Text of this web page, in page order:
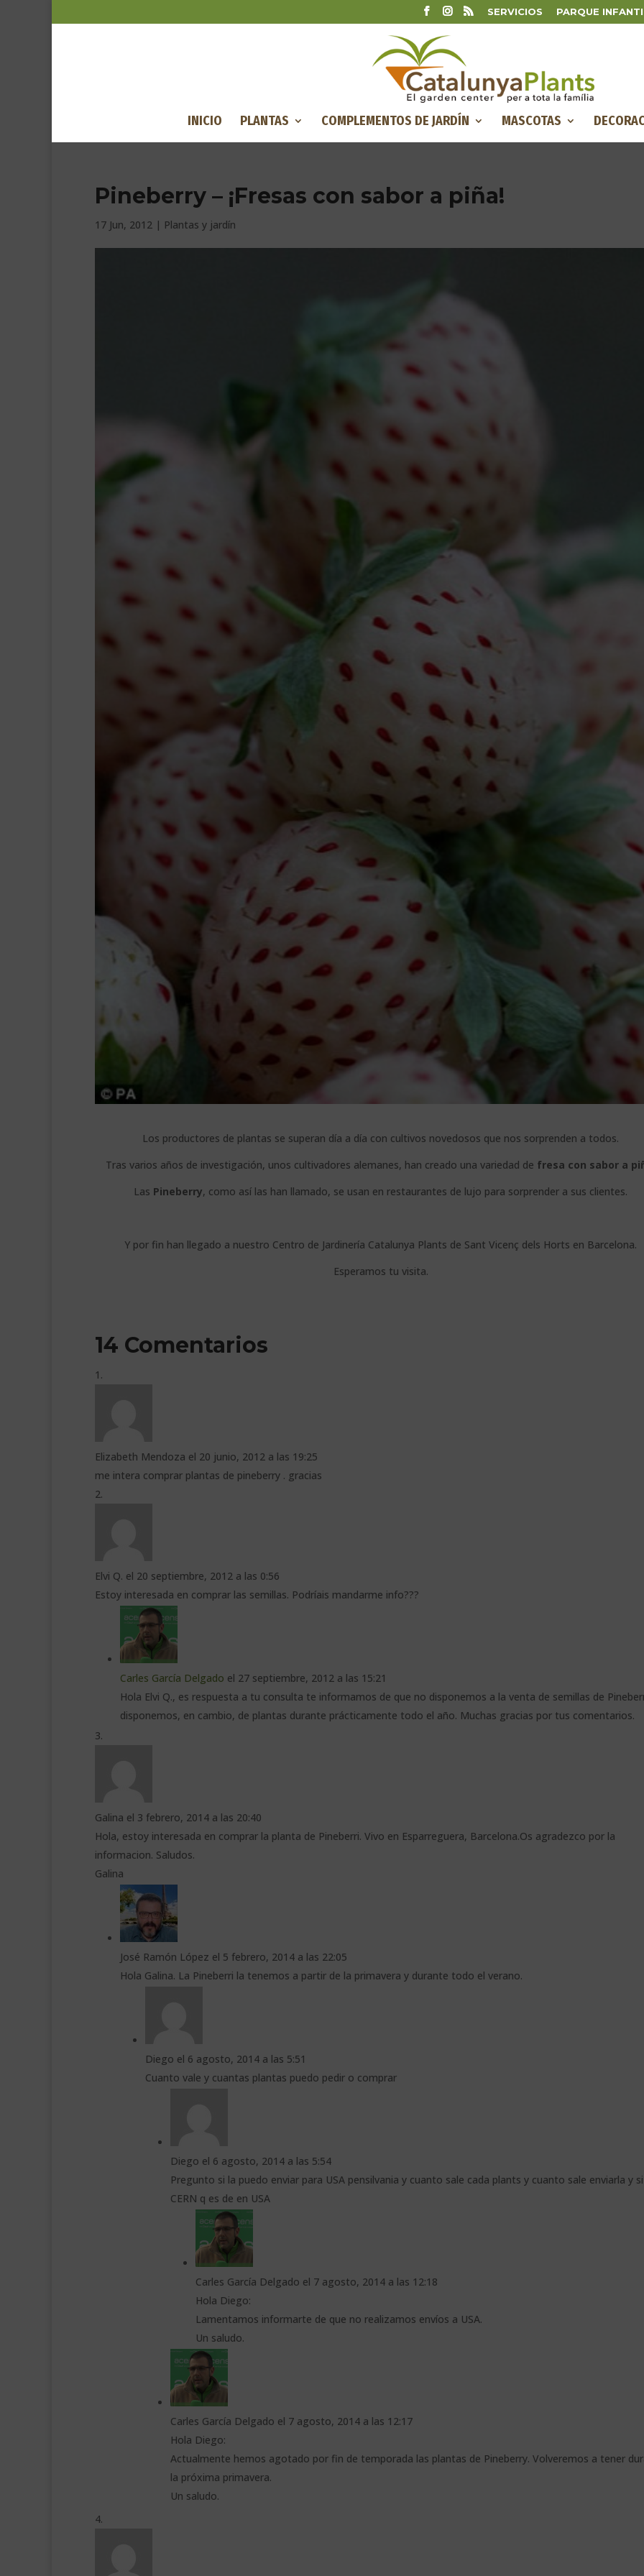
SERVICIOS PARQUE
INICIO PLANTAS COMPLEMENTOS DE JARDÍN MASCOTAS
Pineberry – ¡Fresas con sabor a piña!
17 Jun, 2012 | Plantas y jardín
Los productores de plantas se superan día a día con cultivos novedosos que nos sorprenden a todos.
Tras varios años de investigación, unos cultivadores alemanes, han creado una variedad de fresa con sabor a
Las Pineberry, como así las han llamado, se usan en restaurantes de lujo para sorprender a sus clientes.
Y por fin han llegado a nuestro Centro de Jardinería Catalunya Plants de Sant Vicenç dels Horts en Barcelona.
Esperamos tu visita.
14 Comentarios
Elizabeth Mendoza el 20 junio, 2012 a las 19:25
me intera comprar plantas de pineberry . gracias
Elvi Q. el 20 septiembre, 2012 a las 0:56
Estoy interesada en comprar las semillas. Podríais mandarme info???
Carles García Delgado el 27 septiembre, 2012 a las 15:21
Hola Elvi Q., es respuesta a tu consulta te informamos de que no disponemos a la venta de semillas de
disponemos, en cambio, de plantas durante prácticamente todo el año. Muchas gracias por tus comentarios.
Galina el 3 febrero, 2014 a las 20:40
Hola, estoy interesada en comprar la planta de Pineberri. Vivo en Esparreguera, Barcelona.Os agradezco por la
informacion. Saludos.
Galina
José Ramón López el 5 febrero, 2014 a las 22:05
Hola Galina. La Pineberri la tenemos a partir de la primavera y durante todo el verano.
Diego el 6 agosto, 2014 a las 5:51
Cuanto vale y cuantas plantas puedo pedir o comprar
Diego el 6 agosto, 2014 a las 5:54
Pregunto si la puedo enviar para USA pensilvania y cuanto sale cada plants y cuanto sale enviarla y si
CERN q es de en USA
Carles García Delgado el 7 agosto, 2014 a las 12:18
Hola Diego:
Lamentamos informarte de que no realizamos envíos a USA.
Un saludo.
Carles García Delgado el 7 agosto, 2014 a las 12:17
Hola Diego:
Actualmente hemos agotado por fin de temporada las plantas de Pineberry. Volveremos a tener
la próxima primavera.
Un saludo.